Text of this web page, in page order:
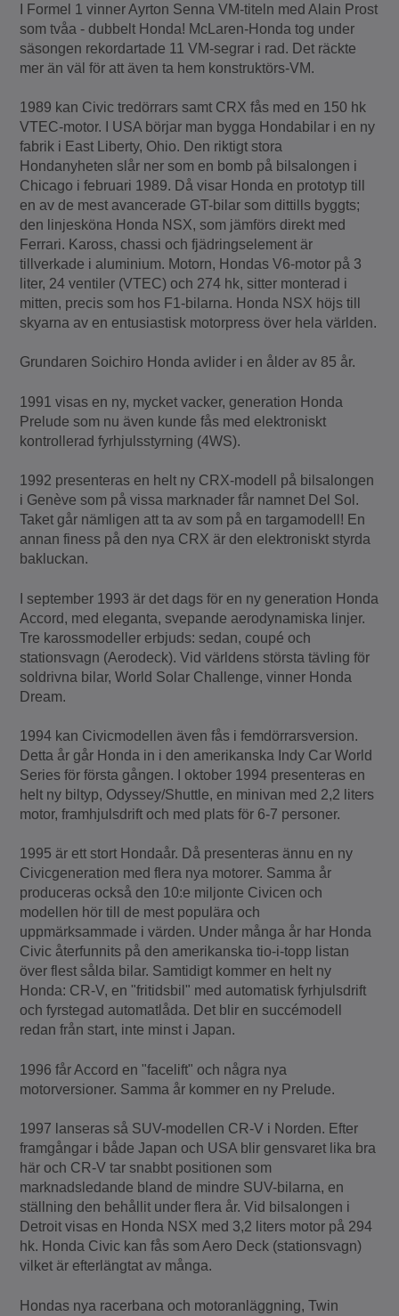
I Formel 1 vinner Ayrton Senna VM-titeln med Alain Prost
som tvåa - dubbelt Honda! McLaren-Honda tog under
säsongen rekordartade 11 VM-segrar i rad. Det räckte
mer än väl för att även ta hem konstruktörs-VM.
1989 kan Civic tredörrars samt CRX fås med en 150 hk
VTEC-motor. I USA börjar man bygga Hondabilar i en ny
fabrik i East Liberty, Ohio. Den riktigt stora
Hondanyheten slår ner som en bomb på bilsalongen i
Chicago i februari 1989. Då visar Honda en prototyp till
en av de mest avancerade GT-bilar som dittills byggts;
den linjesköna Honda NSX, som jämförs direkt med
Ferrari. Kaross, chassi och fjädringselement är
tillverkade i aluminium. Motorn, Hondas V6-motor på 3
liter, 24 ventiler (VTEC) och 274 hk, sitter monterad i
mitten, precis som hos F1-bilarna. Honda NSX höjs till
skyarna av en entusiastisk motorpress över hela världen.
Grundaren Soichiro Honda avlider i en ålder av 85 år.
1991 visas en ny, mycket vacker, generation Honda
Prelude som nu även kunde fås med elektroniskt
kontrollerad fyrhjulsstyrning (4WS).
1992 presenteras en helt ny CRX-modell på bilsalongen
i Genève som på vissa marknader får namnet Del Sol.
Taket går nämligen att ta av som på en targamodell! En
annan finess på den nya CRX är den elektroniskt styrda
bakluckan.
I september 1993 är det dags för en ny generation Honda
Accord, med eleganta, svepande aerodynamiska linjer.
Tre karossmodeller erbjuds: sedan, coupé och
stationsvagn (Aerodeck). Vid världens största tävling för
soldrivna bilar, World Solar Challenge, vinner Honda
Dream.
1994 kan Civicmodellen även fås i femdörrarsversion.
Detta år går Honda in i den amerikanska Indy Car World
Series för första gången. I oktober 1994 presenteras en
helt ny biltyp, Odyssey/Shuttle, en minivan med 2,2 liters
motor, framhjulsdrift och med plats för 6-7 personer.
1995 är ett stort Hondaår. Då presenteras ännu en ny
Civicgeneration med flera nya motorer. Samma år
produceras också den 10:e miljonte Civicen och
modellen hör till de mest populära och
uppmärksammade i värden. Under många år har Honda
Civic återfunnits på den amerikanska tio-i-topp listan
över flest sålda bilar. Samtidigt kommer en helt ny
Honda: CR-V, en "fritidsbil" med automatisk fyrhjulsdrift
och fyrstegad automatlåda. Det blir en succémodell
redan från start, inte minst i Japan.
1996 får Accord en "facelift" och några nya
motorversioner. Samma år kommer en ny Prelude.
1997 lanseras så SUV-modellen CR-V i Norden. Efter
framgångar i både Japan och USA blir gensvaret lika bra
här och CR-V tar snabbt positionen som
marknadsledande bland de mindre SUV-bilarna, en
ställning den behållit under flera år. Vid bilsalongen i
Detroit visas en Honda NSX med 3,2 liters motor på 294
hk. Honda Civic kan fås som Aero Deck (stationsvagn)
vilket är efterlängtat av många.
Hondas nya racerbana och motoranläggning, Twin